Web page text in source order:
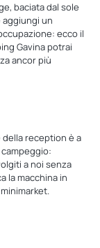
baciata dal sole
aggiungi un
ecco il
Gavina potrai
ancor più
reception è a
a noi senza
la macchina in